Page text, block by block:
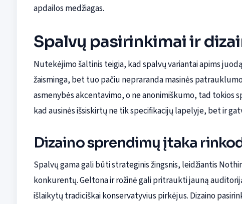
apdailos medžiagas.
Spalvų pasirinkimai ir
Nutekėjimo šaltinis teigia, kad spalvų variantai apims
žaisminga, bet tuo pačiu nepraranda masinės
asmenybės akcentavimo, o ne anonimiškumo, tad tokios
kad ausinės išsiskirtų ne tik specifikacijų lapelyje, bet ir
Dizaino sprendimų įtaka
Spalvų gama gali būti strateginis žingsnis, leidžiantis
konkurentų. Geltona ir rožinė gali pritraukti jauną
išlaikytų tradiciškai konservatyvius pirkėjus. Dizaino